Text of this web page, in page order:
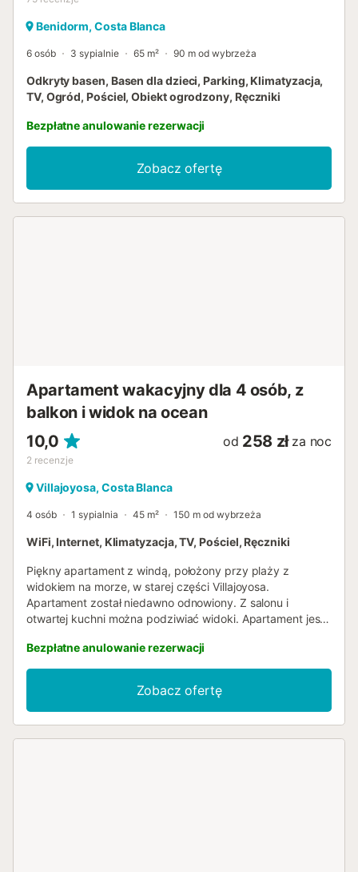
Benidorm, Costa Blanca
6 osób 3 sypialnie 65 m² 90 m od wybrzeża
Odkryty basen, Basen dla dzieci, Parking, Klimatyzacja,
TV, Ogród, Pościel, Obiekt ogrodzony, Ręczniki
Bezpłatne anulowanie rezerwacji
Zobacz ofertę
Apartament wakacyjny dla 4 osób, z
balkon i widok na ocean
10,0
2 recenzje
od 258 zł za noc
Villajoyosa, Costa Blanca
4 osób 1 sypialnia 45 m² 150 m od wybrzeża
WiFi, Internet, Klimatyzacja, TV, Pościel, Ręczniki
Piękny apartament z windą, położony przy plaży z
widokiem na morze, w starej części Villajoyosa.
Apartament został niedawno odnowiony. Z salonu i
otwartej kuchni można podziwiać widoki. Apartament jest
panuje w nim zrelaksowana i spokojna atmosfera. Jest to
idealny apartament na wakacje dla par. Parking (nie
wliczony w cenę) w strefie niebieskiej na ulicy oraz
prywatny parking pod promenadą plażową....
Bezpłatne anulowanie rezerwacji
Zobacz ofertę